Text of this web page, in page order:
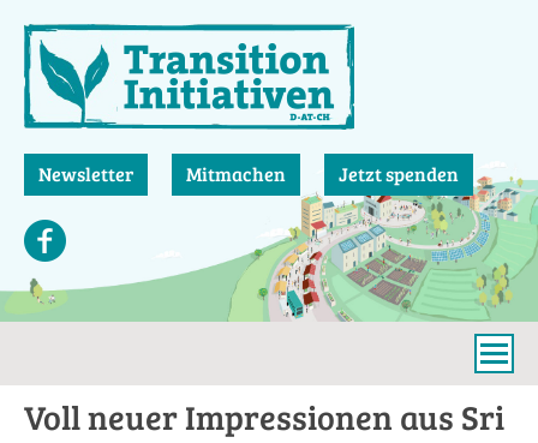
zum
Inhalt
Newsletter Mitmachen Jetzt spenden
Voll neuer Impressionen aus Sri